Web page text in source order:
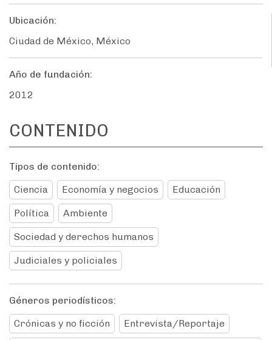
Ubicación:
Ciudad de México, México
Año de fundación:
2012
CONTENIDO
Tipos de contenido:
Ciencia
Economía y negocios Educación
Política Ambiente
Sociedad y derechos humanos
Judiciales y policiales
Géneros periodísticos:
Crónicas y no ficción
Entrevista/Reportaje